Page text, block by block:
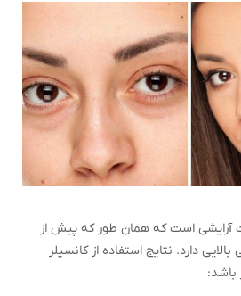
آرایشی است که همان طور که پیش از
دارد. نتایج استفاده از کانسیلر
باشد: